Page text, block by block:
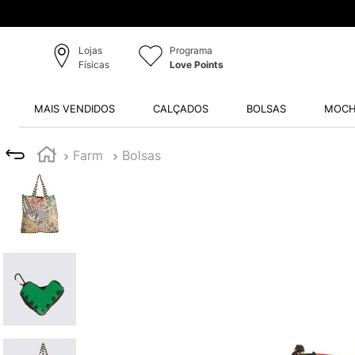
Lojas
Físicas
Programa
Love Points
MAIS VENDIDOS CALÇADOS BOLSAS
Farm Bolsas